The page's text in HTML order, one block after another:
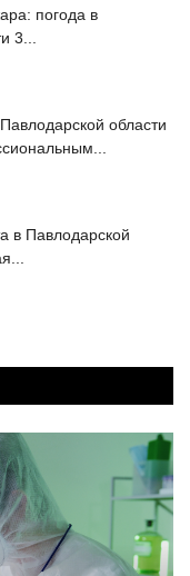
погода в
3...
области
в Павлодарской